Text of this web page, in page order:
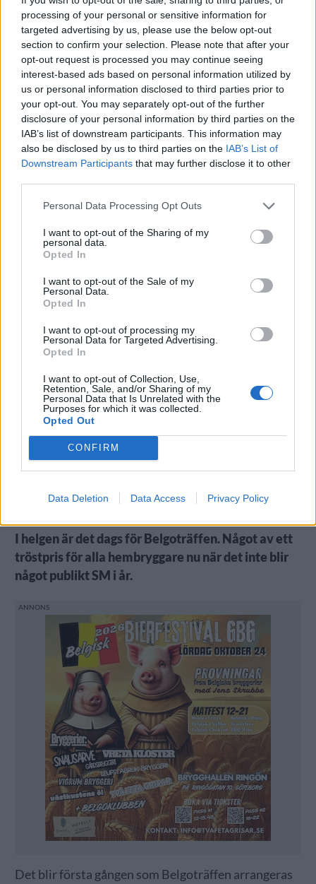
processing of your personal or sensitive information for
targeted advertising by us, please use the below opt-out
section to confirm your selection. Please note that after your
opt-out request is processed you may continue seeing
interest-based ads based on personal information utilized by
us or personal information disclosed to third parties prior to
your opt-out. You may separately opt-out of the further
disclosure of your personal information by third parties on the
IAB’s list of downstream participants. This information may
also be disclosed by us to third parties on the IAB’s List of
Downstream Participants that may further disclose it to other
Personal Data Processing Opt Outs
I want to opt-out of the Sharing of my
personal data.
Opted In
I want to opt-out of the Sale of my
Personal Data.
Opted In
I want to opt-out of processing my
Personal Data for Targeted Advertising.
Opted In
I want to opt-out of Collection, Use,
Retention, Sale, and/or Sharing of my
Personal Data that Is Unrelated with the
Purposes for which it was collected.
Opted Out
CONFIRM
Data Deletion Data Access Privacy Policy
ALLMÄNT
Hembryggar-öl på
Belgoträffen i helgen
AvPeter Lindh
Publicerat2022-04-07
ALLMÄNT
I helgen är det dags för Belgoträffen. Något av ett
tröstpris för alla hembryggare nu när det inte blir
något publikt SM i år.
Det blir första gången som Belgoträffen arrangeras